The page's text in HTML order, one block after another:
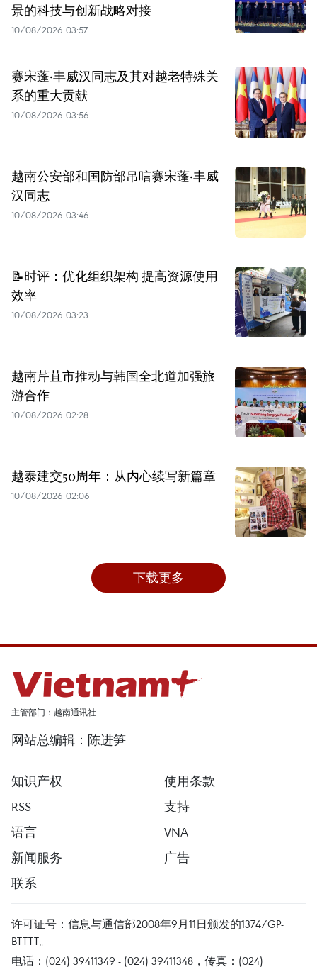
景的科技与创新战略对接
10/08/2026 03:57
赛宋蓬·丰威汉同志及其对越老特殊关
系的重大贡献
10/08/2026 03:56
越南公安部和国防部吊唁赛宋蓬·丰威
汉同志
10/08/2026 03:46
📝时评：优化组织架构 提高资源使用
效率
10/08/2026 03:23
越南芹苴市推动与韩国全北道加强旅
游合作
10/08/2026 02:28
越泰建交50周年：从内心续写新篇章
10/08/2026 02:06
下载更多
主管部门：越南通讯社
网站总编辑：陈进笋
知识产权
使用条款
RSS
支持
语言
VNA
新闻服务
广告
联系
许可证号：信息与通信部2008年9月11日颁发的1374/GP-
BTTTT。
电话：(024) 39411349 - (024) 39411348，传真：(024)